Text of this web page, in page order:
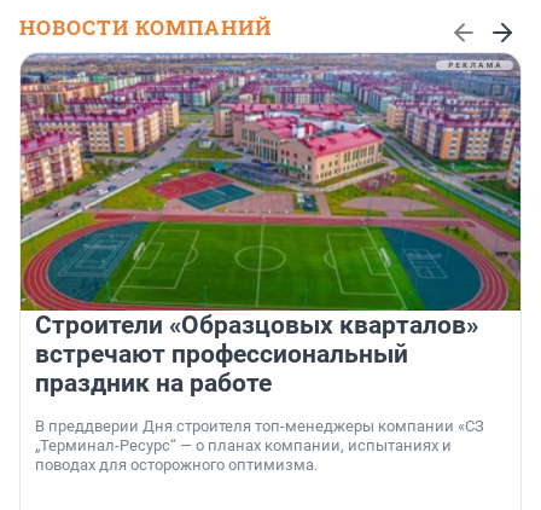
НОВОСТИ КОМПАНИЙ
Строители «Образцовых кварталов»
встречают профессиональный
праздник на работе
В преддверии Дня строителя топ-менеджеры компании «СЗ
„Терминал-Ресурс“ — о планах компании, испытаниях и
поводах для осторожного оптимизма.